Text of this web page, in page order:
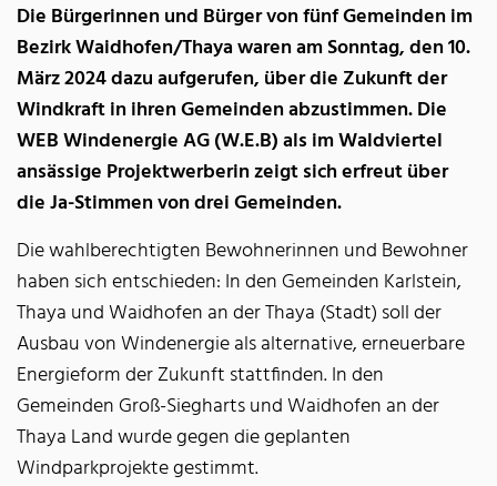
Die Bürgerinnen und Bürger von fünf Gemeinden im
Bezirk Waidhofen/Thaya waren am Sonntag, den 10.
März 2024 dazu aufgerufen, über die Zukunft der
Windkraft in ihren Gemeinden abzustimmen. Die
WEB Windenergie AG (W.E.B) als im Waldviertel
ansässige Projektwerberin zeigt sich erfreut über
die Ja-Stimmen von drei Gemeinden.
Die wahlberechtigten Bewohnerinnen und Bewohner
haben sich entschieden: In den Gemeinden Karlstein,
Thaya und Waidhofen an der Thaya (Stadt) soll der
Ausbau von Windenergie als alternative, erneuerbare
Energieform der Zukunft stattfinden. In den
Gemeinden Groß-Siegharts und Waidhofen an der
Thaya Land wurde gegen die geplanten
Windparkprojekte gestimmt.